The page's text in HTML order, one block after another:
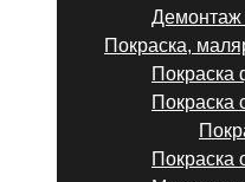
Демонтаж
Покраска,
Покраска
Покраска
Покраска